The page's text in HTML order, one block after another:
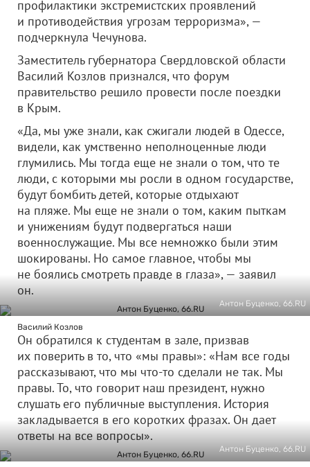
профилактики экстремистских проявлений
и противодействия угрозам терроризма», —
подчеркнула Чечунова.
Заместитель губернатора Свердловской области
Василий Козлов признался, что форум
правительство решило провести после поездки
в Крым.
«Да, мы уже знали, как сжигали людей в Одессе,
видели, как умственно неполноценные люди
глумились. Мы тогда еще не знали о том, что те
люди, с которыми мы росли в одном государстве,
будут бомбить детей, которые отдыхают
на пляже. Мы еще не знали о том, каким пыткам
и унижениям будут подвергаться наши
военнослужащие. Мы все немножко были этим
шокированы. Но самое главное, чтобы мы
не боялись смотреть правде в глаза», — заявил
он.
Антон Буценко, 66.RU
Василий Козлов
Он обратился к студентам в зале, призвав
их поверить в то, что «мы правы»: «Нам все годы
рассказывают, что мы что-то сделали не так. Мы
правы. То, что говорит наш президент, нужно
слушать его публичные выступления. История
закладывается в его коротких фразах. Он дает
ответы на все вопросы».
Антон Буценко, 66.RU